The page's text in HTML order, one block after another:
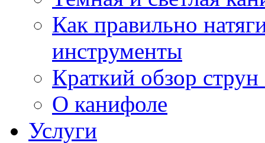
Как правильно
инструменты
Краткий обзор
О канифоле
Услуги